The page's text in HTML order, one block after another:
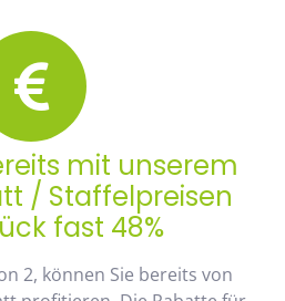
mit unserem
/ Staffelpreisen
fast 48%
2, können Sie bereits von